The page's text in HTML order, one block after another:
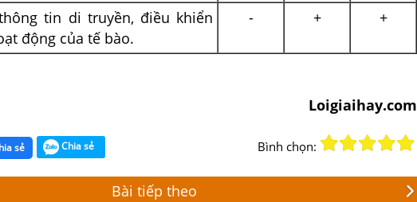
tin di truyền, điều khiển
động của tế bào.
- + +
Loigiaihay.com
sẻ Chia sẻ Bình chọn:
Bài tiếp theo